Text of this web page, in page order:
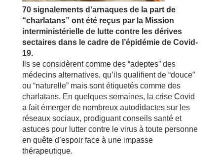
70 signalements d’arnaques de la part de
“charlatans” ont été reçus par la Mission
interministérielle de lutte contre les dérives
sectaires dans le cadre de l’épidémie de Covid-
19.
Ils se considèrent comme des “adeptes” des
médecins alternatives, qu’ils qualifient de “douce”
ou “naturelle” mais sont étiquetés comme des
charlatans. En quelques semaines, la crise Covid
a fait émerger de nombreux autodidactes sur les
réseaux sociaux, prodiguant conseils santé et
astuces pour lutter contre le virus à toute personne
en quête d’espoir face à une impasse
thérapeutique.